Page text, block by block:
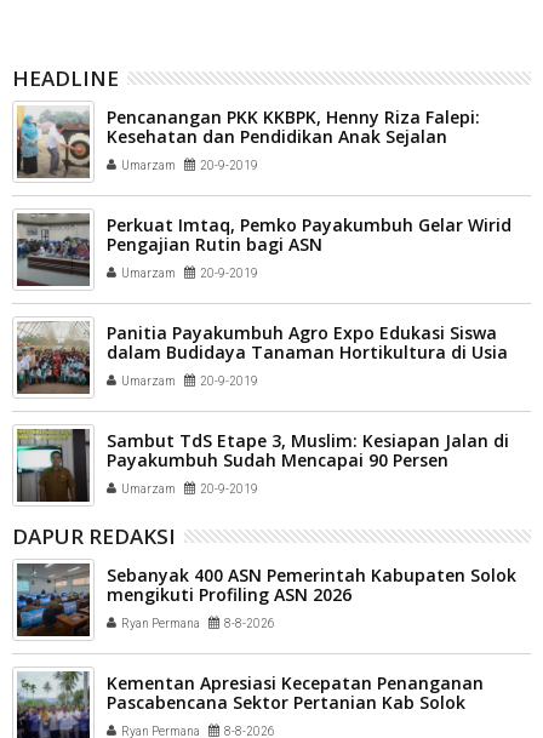
HEADLINE
Pencanangan PKK KKBPK, Henny Riza Falepi:
Kesehatan dan Pendidikan Anak Sejalan
Umarzam 20-9-2019
Perkuat Imtaq, Pemko Payakumbuh Gelar Wirid
Pengajian Rutin bagi ASN
Umarzam 20-9-2019
Panitia Payakumbuh Agro Expo Edukasi Siswa
dalam Budidaya Tanaman Hortikultura di Usia
DiniUmarzam 20-9-2019
Sambut TdS Etape 3, Muslim: Kesiapan Jalan di
Payakumbuh Sudah Mencapai 90 Persen
Umarzam 20-9-2019
DAPUR REDAKSI
Sebanyak 400 ASN Pemerintah Kabupaten Solok
mengikuti Profiling ASN 2026
Ryan Permana 8-8-2026
Kementan Apresiasi Kecepatan Penanganan
Pascabencana Sektor Pertanian Kab Solok
Ryan Permana 8-8-2026